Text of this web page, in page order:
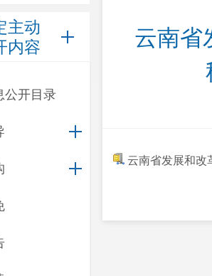
主动
内容
公开目录
云南省
云南省发展和改